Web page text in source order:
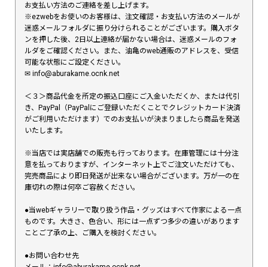
お支払い方法のご連絡を差し上げます。
※ezwebをお使いのお客様は、注文確認・お支払い方法のメールが
迷惑メールフォルダに振り分けられることがございます。購入ボタ
ンを押した後、2日以上連絡が届かない場合は、迷惑メールのフォ
ルダをご確認ください。また、油亀のweb通販のアドレスを、受信
可能な状態にご設定ください。
✉︎ info@aburakame.ocnk.net
＜３＞商品代金を所定の振込口座にご入金いただくか、または代引
き、PayPal（PayPalにご登録いただくことでクレジットカード決済
がご利用いただけます）でのお支払いが決まりましたら商品を発送
いたします。
※当店では実店舗での販売も行っております。在庫管理には十分注
意を払っておりますが、インターネット上でご注文いただけても、
完売商品により即日発送が出来ない場合がございます。万が一の在
庫切れの際は何卒ご容赦ください。
●当webギャラリーで取り扱う作品・グッズはすべて作家による一点
ものです。大きさ、色合い、形には一点ずつ多少の違いがあります
ことご了承の上、ご購入を検討ください。
●お問い合わせ先